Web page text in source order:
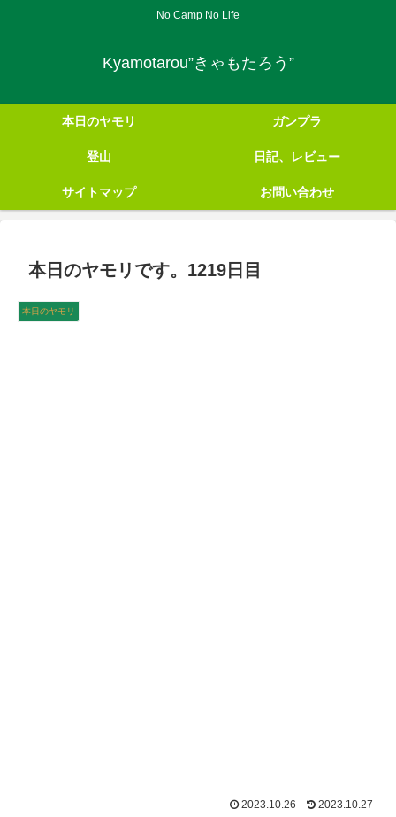
No Camp No Life
Kyamotarou”きゃもたろう”
本日のヤモリ ガンプラ
登山 日記、レビュー
サイトマップ お問い合わせ
本日のヤモリです。1219日目
本日のヤモリ
2023.10.26 2023.10.27